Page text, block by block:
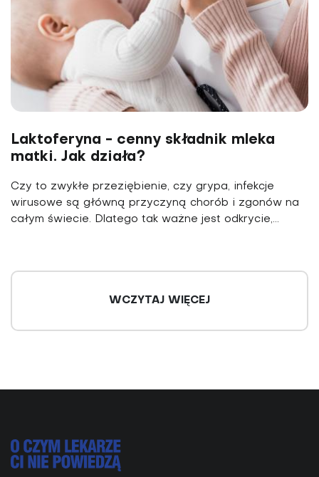
Laktoferyna - cenny składnik mleka
matki. Jak działa?
Czy to zwykłe przeziębienie, czy grypa, infekcje
wirusowe są główną przyczyną chorób i zgonów na
całym świecie. Dlatego tak ważne jest odkrycie,...
Selen i selenoproteiny w chorobach
WCZYTAJ WIĘCEJ